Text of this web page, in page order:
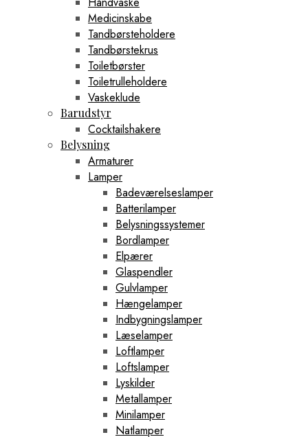
Rammer
Jernrammer
Reoler
Åbne Hylder
Åbne Reoler
Arkivreoler
Badeværelseshylder
Billedhylder
Bogreoler
Hjørnehylder
Højreoler
Jernhylder
Kubereoler
Lagerreoler
Metalhylder
Metalreoler
Multifunktionelle Reoler
Netreoler
Opbevaringsreoler
Pladehylder
Rattanhylder
Reolhylder
Reolskabe
Reolsystemer
Rumdelere
Rustikke Hylder
Skoreoler
Skuffereoler
Stålreoler
Stofhylder
Stuehylder
Træreoler
Vægreoler
Medicinskabe
Tandbørsteholdere
Tandbørstekrus
Toiletbørster
Toiletrulleholdere
Vaskeklude
Barudstyr
Cocktailshakere
Belysning
Armaturer
Lamper
Badeværelseslamper
Batterilamper
Belysningssystemer
Bordlamper
Elpærer
Glaspendler
Gulvlamper
Hængelamper
Indbygningslamper
Læselamper
Loftlamper
Loftslamper
Lyskilder
Metallamper
Minilamper
Natlamper